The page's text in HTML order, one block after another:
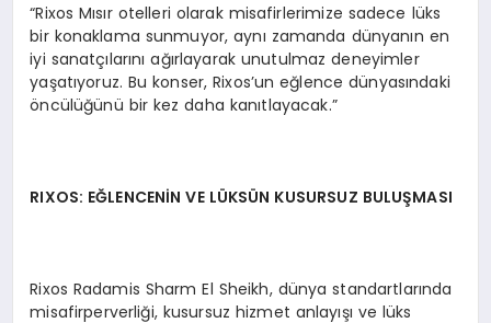
“Rixos Mısır otelleri olarak misafirlerimize sadece lüks
bir konaklama sunmuyor, aynı zamanda dünyanın en
iyi sanatçılarını ağırlayarak unutulmaz deneyimler
yaşatıyoruz. Bu konser, Rixos’un eğlence dünyasındaki
öncülüğünü bir kez daha kanıtlayacak.”
RIXOS: EĞLENCENİN VE LÜKSÜN KUSURSUZ BULUŞMASI
Rixos Radamis Sharm El Sheikh, dünya standartlarında
misafirperverliği, kusursuz hizmet anlayışı ve lüks